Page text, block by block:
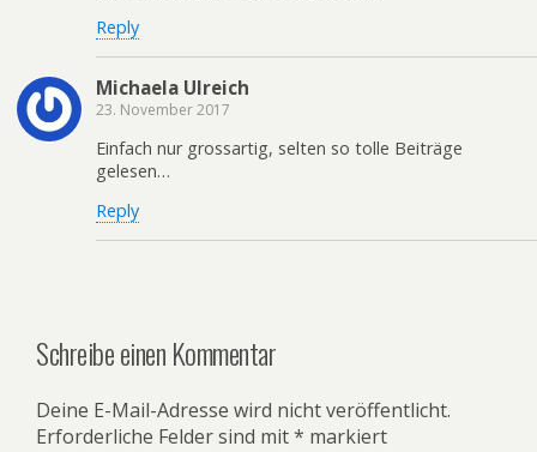
Reply
Michaela Ulreich
23. November 2017
Einfach nur grossartig, selten so tolle Beiträge
gelesen…
Reply
Schreibe einen Kommentar
Deine E-Mail-Adresse wird nicht veröffentlicht.
Erforderliche Felder sind mit* markiert